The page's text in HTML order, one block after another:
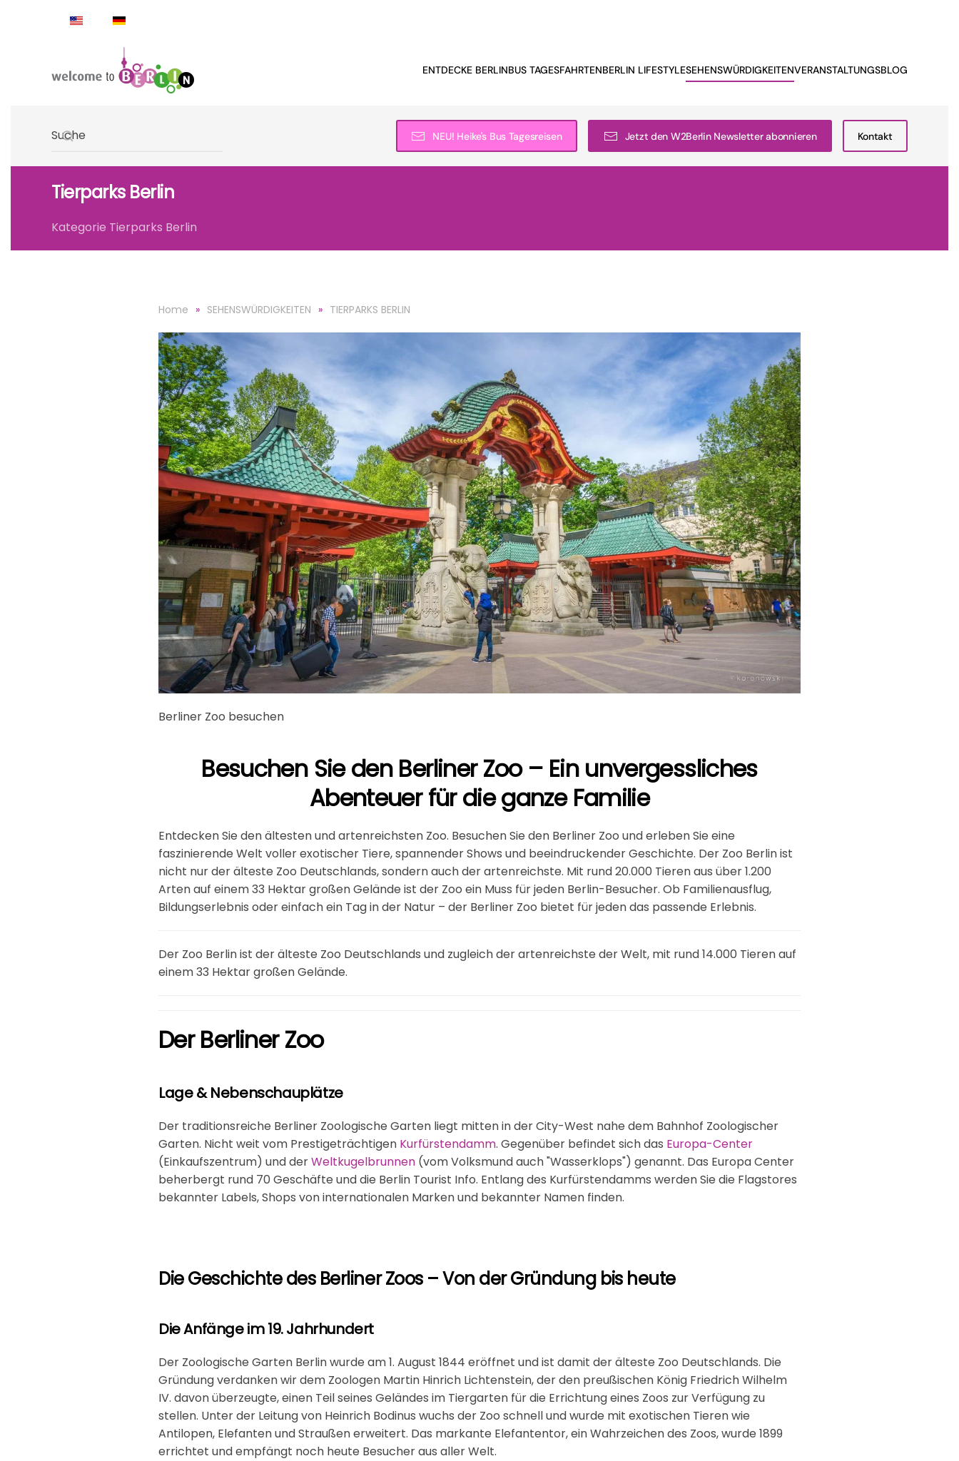
ENTDECKE BERLINBUS TAGESFAHRTENBERLIN LIFESTYLESEHENSWÜRDIGKEITENVERANSTALTUNGSBLOG
NEU! Heike's Bus Tagesreisen Jetzt den W2Berlin Newsletter abonnieren Kontakt
Tierparks Berlin
Kategorie Tierparks Berlin
Home SEHENSWÜRDIGKEITEN TIERPARKS BERLIN
Berliner Zoo besuchen
Besuchen Sie den Berliner Zoo – Ein unvergessliches
Abenteuer für die ganze Familie
Entdecken Sie den ältesten und artenreichsten Zoo. Besuchen Sie den Berliner Zoo und erleben Sie eine
faszinierende Welt voller exotischer Tiere, spannender Shows und beeindruckender Geschichte. Der Zoo Berlin ist
nicht nur der älteste Zoo Deutschlands, sondern auch der artenreichste. Mit rund 20.000 Tieren aus über 1.200
Arten auf einem 33 Hektar großen Gelände ist der Zoo ein Muss für jeden Berlin-Besucher. Ob Familienausflug,
Bildungserlebnis oder einfach ein Tag in der Natur – der Berliner Zoo bietet für jeden das passende Erlebnis.
Der Zoo Berlin ist der älteste Zoo Deutschlands und zugleich der artenreichste der Welt, mit rund 14.000 Tieren auf
einem 33 Hektar großen Gelände.
Der Berliner Zoo
Lage & Nebenschauplätze
Der traditionsreiche Berliner Zoologische Garten liegt mitten in der City-West nahe dem Bahnhof Zoologischer
Garten. Nicht weit vom Prestigeträchtigen Kurfürstendamm. Gegenüber befindet sich das Europa-Center
(Einkaufszentrum) und derWeltkugelbrunnen (vom Volksmund auch "Wasserklops") genannt. Das Europa Center
beherbergt rund 70 Geschäfte und die Berlin Tourist Info. Entlang des Kurfürstendamms werden Sie die Flagstores
bekannter Labels, Shops von internationalen Marken und bekannter Namen finden.
Die Geschichte des Berliner Zoos – Von der Gründung bis heute
Die Anfänge im 19. Jahrhundert
Der Zoologische Garten Berlinwurde am 1. August 1844 eröffnet und ist damit der älteste Zoo Deutschlands. Die
Gründung verdanken wir dem Zoologen Martin Hinrich Lichtenstein, der den preußischen König Friedrich Wilhelm
IV. davon überzeugte, einen Teil seines Geländes im Tiergarten für die Errichtung eines Zoos zur Verfügung zu
stellen. Unter der Leitung von Heinrich Bodinus wuchs der Zoo schnell und wurde mit exotischen Tieren wie
Antilopen, Elefanten und Straußen erweitert. Das markante Elefantentor, ein Wahrzeichen des Zoos, wurde 1899
errichtet und empfängt noch heute Besucher aus aller Welt.